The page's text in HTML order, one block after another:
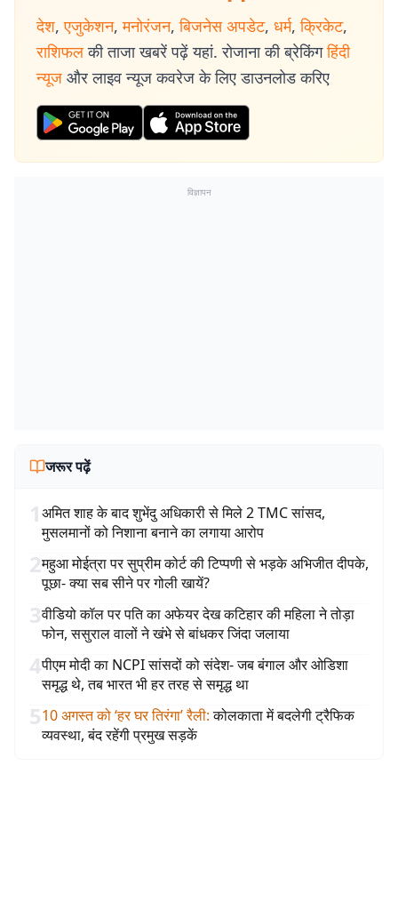
देश, एजुकेशन, मनोरंजन, बिजनेस अपडेट, धर्म, क्रिकेट,
राशिफल की ताजा खबरें पढ़ें यहां. रोजाना की ब्रेकिंग हिंदी
न्यूज और लाइव न्यूज कवरेज के लिए डाउनलोड करिए
विज्ञापन
जरूर पढ़ें
1अमित शाह के बाद शुभेंदु अधिकारी से मिले 2 TMC सांसद,
मुसलमानों को निशाना बनाने का लगाया आरोप
2महुआ मोईत्रा पर सुप्रीम कोर्ट की टिप्पणी से भड़के अभिजीत दीपके,
पूछा- क्या सब सीने पर गोली खायें?
3वीडियो कॉल पर पति का अफेयर देख कटिहार की महिला ने तोड़ा
फोन, ससुराल वालों ने खंभे से बांधकर जिंदा जलाया
4पीएम मोदी का NCPI सांसदों को संदेश- जब बंगाल और ओडिशा
समृद्ध थे, तब भारत भी हर तरह से समृद्ध था
510 अगस्त को ‘हर घर तिरंगा’ रैली: कोलकाता में बदलेगी ट्रैफिक
व्यवस्था, बंद रहेंगी प्रमुख सड़कें